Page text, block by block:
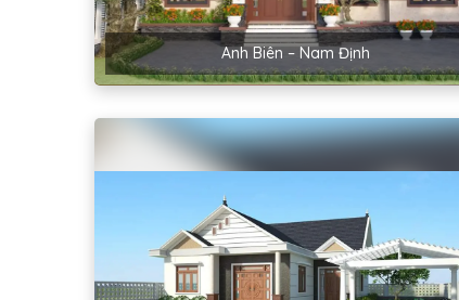
Anh Biên – Nam Định